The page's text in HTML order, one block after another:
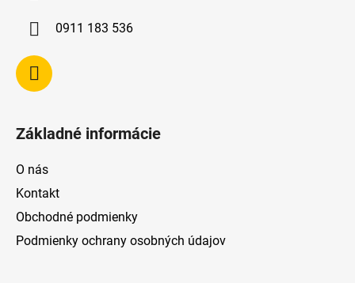
0911 183 536
Základné informácie
O nás
Kontakt
Obchodné podmienky
Podmienky ochrany osobných údajov